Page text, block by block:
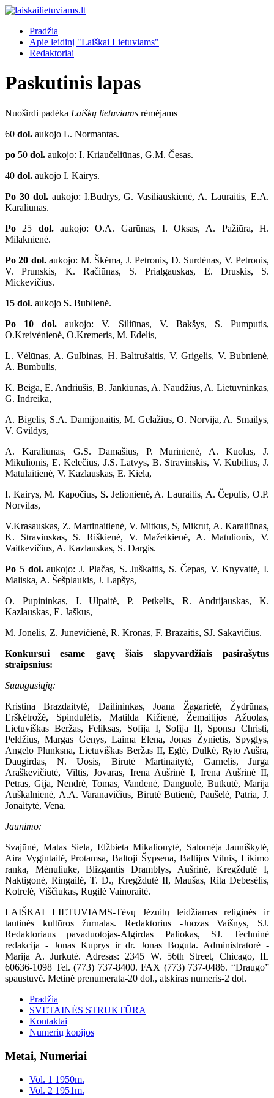
Pradžia
Apie leidinį "Laiškai Lietuviams"
Redaktoriai
Paskutinis lapas
Nuoširdi padėka Laiškų lietuviams rėmėjams
60 dol. aukojo L. Normantas.
po 50 dol. aukojo: I. Kriaučeliūnas, G.M. Česas.
40 dol. aukojo I. Kairys.
Po 30 dol. aukojo: I.Budrys, G. Vasiliauskienė, A. Lauraitis, E.A.
Karaliūnas.
Po 25 dol. aukojo: O.A. Garūnas, I. Oksas, A. Pažiūra, H.
Milaknienė.
Po 20 dol.aukojo: M. Škėma, J. Petronis, D. Surdėnas, V. Petronis,
V. Prunskis, K. Račiūnas, S. Prialgauskas, E. Druskis, S.
Mickevičius.
15 dol. aukojo S. Bublienė.
Po 10 dol.aukojo: V. Siliūnas, V. Bakšys, S. Pumputis,
O.Kreivėnienė, O.Kremeris, M. Edelis,
L. Vėlūnas, A. Gulbinas, H. Baltrušaitis, V. Grigelis, V. Bubnienė,
A. Bumbulis,
K. Beiga, E. Andriušis, B. Jankiūnas, A. Naudžius, A. Lietuvninkas,
G. Indreika,
A. Bigelis, S.A. Damijonaitis, M. Gelažius, O. Norvija, A. Smailys,
V. Gvildys,
A. Karaliūnas, G.S. Damašius, P. Murinienė, A. Kuolas, J.
Mikulionis, E. Kelečius, J.S. Latvys, B. Stravinskis, V. Kubilius, J.
Matulaitienė, V. Kazlauskas, E. Kiela,
I. Kairys, M. Kapočius, S. Jelionienė, A. Lauraitis, A. Čepulis, O.P.
Norvilas,
V.Krasauskas, Z. Martinaitienė, V. Mitkus, S, Mikrut, A. Karaliūnas,
K. Stravinskas, S. Riškienė, V. Mažeikienė, A. Matulionis, V.
Vaitkevičius, A. Kazlauskas, S. Dargis.
Po 5 dol.aukojo: J. Plačas, S. Juškaitis, S. Čepas, V. Knyvaitė, I.
Maliska, A. Šešplaukis, J. Lapšys,
O. Pupininkas, I. Ulpaitė, P. Petkelis, R. Andrijauskas, K.
Kazlauskas, E. Jaškus,
M. Jonelis, Z. Junevičienė, R. Kronas, F. Brazaitis, SJ. Sakavičius.
Konkursui esame gavę šiais slapyvardžiais pasirašytus
straipsnius:
Suaugusiųjų:
Kristina Brazdaitytė, Dailininkas, Joana Žagarietė, Žydrūnas,
Erškėtrožė, Spindulėlis, Matilda Kižienė, Žemaitijos Ąžuolas,
Lietuviškas Beržas, Feliksas, Sofija I, Sofija II, Sponsa Christi,
Peldžius, Margas Genys, Laima Elena, Jonas Žynietis, Spyglys,
Angelo Plunksna, Lietuviškas Beržas II, Eglė, Dulkė, Ryto Aušra,
Daugirdas, N. Uosis, Birutė Martinaitytė, Garnelis, Jurga
Araškevičiūtė, Viltis, Jovaras, Irena Aušrinė I, Irena Aušrinė II,
Petras, Gija, Nendrė, Tomas, Vandenė, Danguolė, Butkutė, Marija
Auškalnienė, A.A. Varanavičius, Birutė Būtienė, Paušelė, Patria, J.
Jonaitytė, Vena.
Jaunimo:
Svajūnė, Matas Siela, Elžbieta Mikalionytė, Salomėja Jauniškytė,
Aira Vygintaitė, Protamsa, Baltoji Šypsena, Baltijos Vilnis, Likimo
ranka, Mėnuliuke, Blizgantis Dramblys, Aušrinė, Kregždutė I,
Naktigonė, Ringailė, T. D., Kregždutė II, Maušas, Rita Debesėlis,
Kotrelė, Viščiukas, Rugilė Vainoraitė.
LAIŠKAI LIETUVIAMS-Tėvų Jėzuitų leidžiamas religinės ir
tautinės kultūros žurnalas. Redaktorius -Juozas Vaišnys, SJ.
Redaktoriaus pavaduotojas-Algirdas Paliokas, SJ. Techninė
redakcija - Jonas Kuprys ir dr. Jonas Boguta. Administratorė -
Marija A. Jurkutė. Adresas: 2345 W. 56th Street, Chicago, IL
60636-1098 Tel. (773) 737-8400. FAX (773) 737-0486. “Draugo”
spaustuvė. Metinė prenumerata-20 dol., atskiras numeris-2 dol.
Pradžia
SVETAINĖS STRUKTŪRA
Kontaktai
Numerių kopijos
Metai, Numeriai
Vol. 1 1950m.
Vol. 2 1951m.